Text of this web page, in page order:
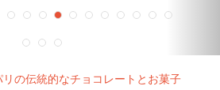
の伝統的なチョコレートとお菓子